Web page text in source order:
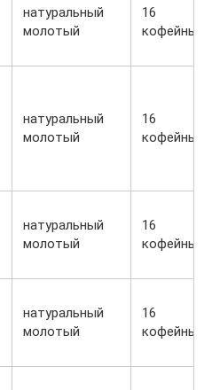
натуральный
молотый
16
кофейных
натуральный
молотый
16
кофейных
натуральный
молотый
16
кофейных
натуральный
молотый
16
кофейных